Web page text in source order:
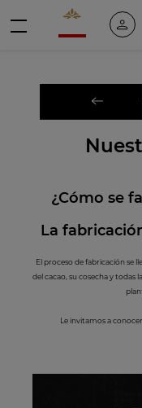
Valrhona -
Mi
¿Cómo se
La
El proceso de fabricación se
del cacao, su cosecha y todas
Le invitamos a